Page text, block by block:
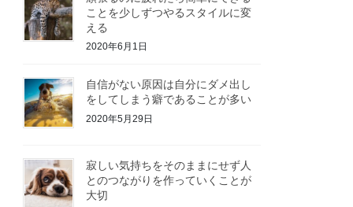
ことを少しずつやるスタイルに変
える
2020年6月1日
自信がない原因は自分にダメ出し
をしてしまう癖であることが多い
2020年5月29日
寂しい気持ちをそのままにせず人
とのつながりを作っていくことが
大切